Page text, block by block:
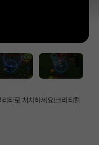
티로 처치하세요!크리티컬